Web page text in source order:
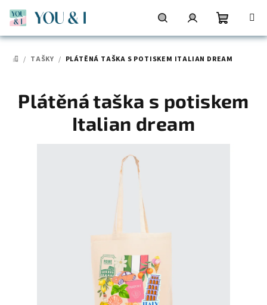
obsah
HledatPřihlášeníNákupní
DOMŮ
/ TAŠKY / PLÁTĚNÁ TAŠKA S POTISKEM ITALIAN DREAM
Plátěná taška s potiskem
Italian dream